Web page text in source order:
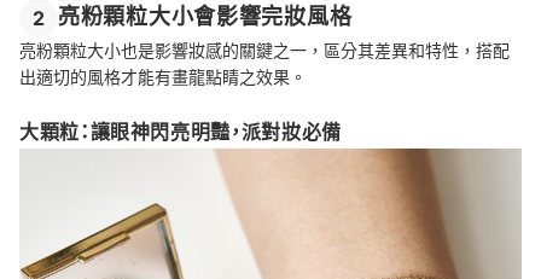
2 亮粉顆粒大小會影響完妝風格
亮粉顆粒大小也是影響妝感的關鍵之一，區分其差異和特性，搭配
出適切的風格才能有畫龍點睛之效果。
大顆粒：讓眼神閃亮明豔，派對妝必備